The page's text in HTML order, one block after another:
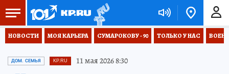
НОВОСТИ МОЯ КАРЬЕРА СУМАРОКОВУ - 90 ТОЛЬКО У НАС
ДОМ. СЕМЬЯ KP.RU 11 мая 2026 8:30